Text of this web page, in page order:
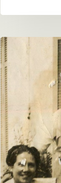
Una
familia